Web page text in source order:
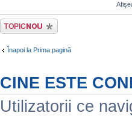
Scrie un subiect
nou
Înapoi la Prima pagină
CINE ESTE
Utilizatorii ce